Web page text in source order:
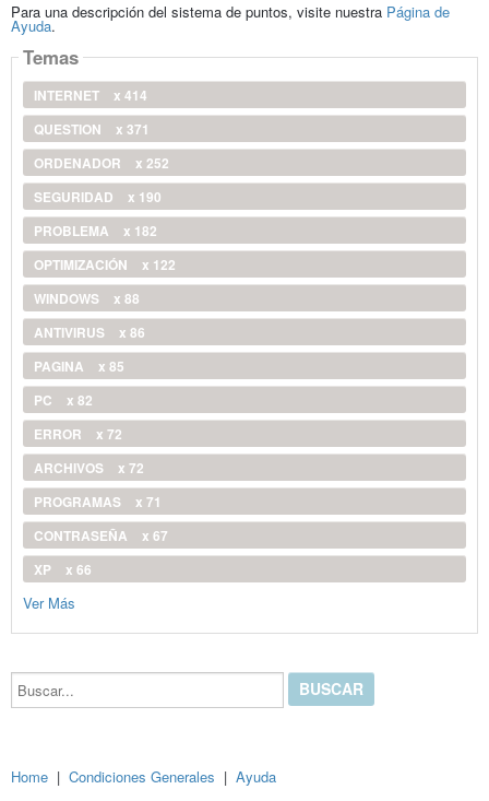
Para una descripción del sistema de puntos, visite nuestra Página de
Ayuda.
Temas
INTERNET
x 414
QUESTION
x 371
ORDENADOR
x 252
SEGURIDAD
x 190
PROBLEMA
x 182
OPTIMIZACIÓN
x 122
WINDOWS
x 88
ANTIVIRUS
x 86
PAGINA
x 85
PC
x 82
ERROR
x 72
ARCHIVOS
x 72
PROGRAMAS
x 71
CONTRASEÑA
x 67
XP
x 66
Ver Más
Buscar...
Home | Condiciones Generales | Ayuda